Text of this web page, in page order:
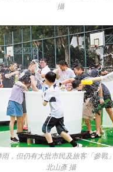
攝
，但仍有大批市民及旅客「參戰
北山彥 攝